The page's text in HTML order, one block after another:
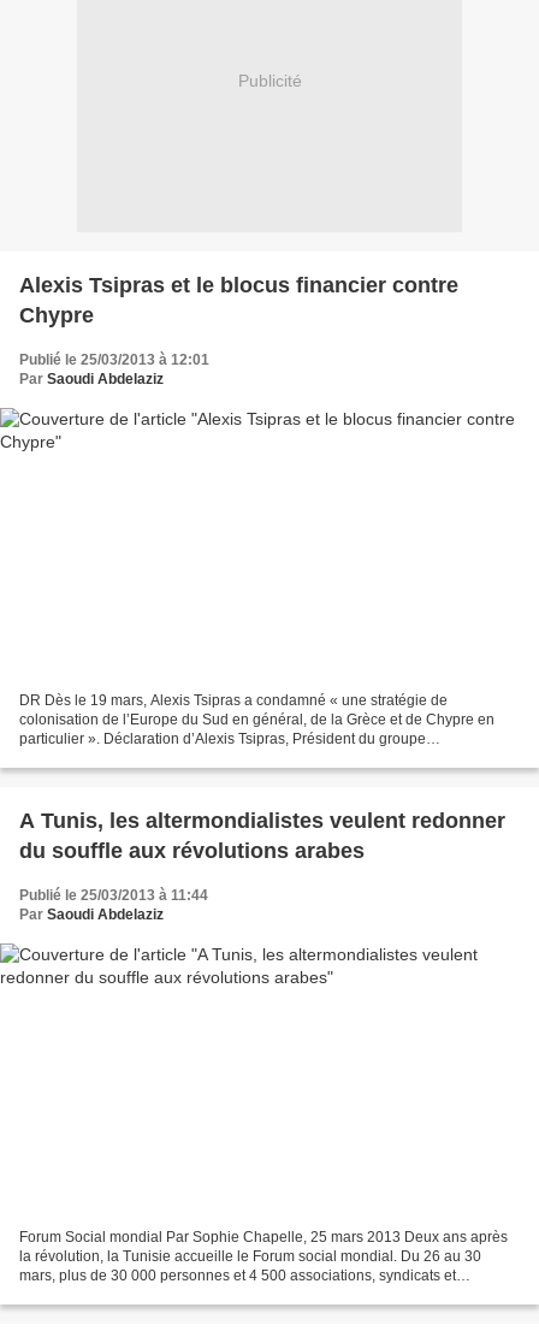
Publicité
Alexis Tsipras et le blocus financier contre
Chypre
Publié le 25/03/2013 à 12:01
Par Saoudi Abdelaziz
DR Dès le 19 mars, Alexis Tsipras a condamné « une stratégie de
colonisation de l’Europe du Sud en général, de la Grèce et de Chypre en
particulier ». Déclaration d’Alexis Tsipras, Président du groupe
A Tunis, les altermondialistes veulent redonner
du souffle aux révolutions arabes
Publié le 25/03/2013 à 11:44
Par Saoudi Abdelaziz
Forum Social mondial Par Sophie Chapelle, 25 mars 2013 Deux ans après
la révolution, la Tunisie accueille le Forum social mondial. Du 26 au 30
mars, plus de 30 000 personnes et 4 500 associations, syndicats et